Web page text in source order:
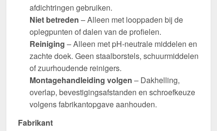
afdichtringen gebruiken.
Niet betreden – Alleen met looppaden bij de
oplegpunten of dalen van de profielen.
Reiniging – Alleen met pH-neutrale middelen en
zachte doek. Geen staalborstels, schuurmiddelen
of zuurhoudende reinigers.
Montagehandleiding volgen – Dakhelling,
overlap, bevestigingsafstanden en schroefkeuze
volgens fabrikantopgave aanhouden.
Fabrikant